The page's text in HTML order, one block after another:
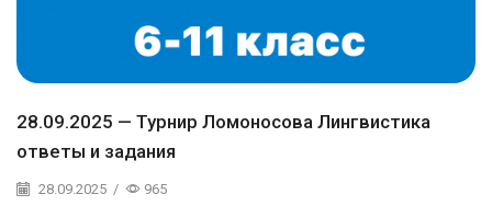
28.09.2025 — Турнир Ломоносова Лингвистика
ответы и задания
28.09.2025 / 965